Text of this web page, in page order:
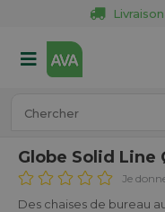
Globe Solid
Je
Des chaises de bureau